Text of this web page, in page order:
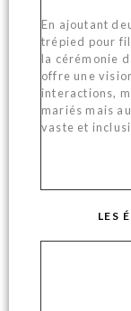
En ajoutant
trépied pour
la cérémonie
offre une
interactions,
mariés mais
vaste et
LES